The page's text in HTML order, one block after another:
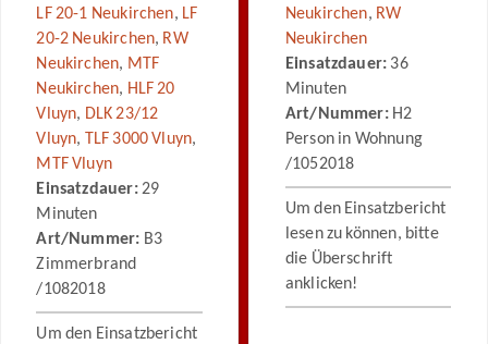
LF 20-1 Neukirchen, LF
20-2 Neukirchen, RW
Neukirchen, MTF
Neukirchen, HLF 20
Vluyn, DLK 23/12
Vluyn, TLF 3000 Vluyn,
MTF Vluyn
Einsatzdauer:29
Minuten
Art/Nummer: B3
Zimmerbrand
/1082018
Um den Einsatzbericht
Neukirchen, RW
Neukirchen
Einsatzdauer: 36
Minuten
Art/Nummer:H2
Person in Wohnung
/1052018
Um den Einsatzbericht
lesen zu können, bitte
die Überschrift
anklicken!